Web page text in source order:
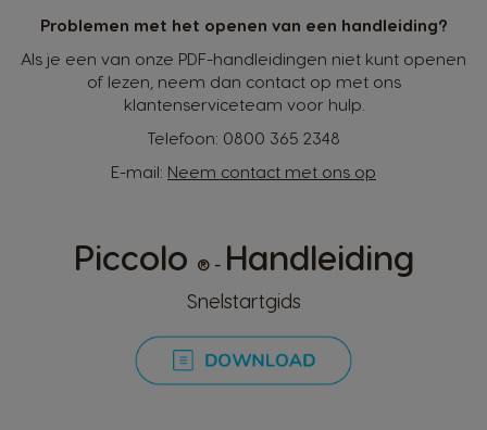
Problemen met het openen van een handleiding?
Als je een van onze PDF-handleidingen niet kunt openen
of lezen, neem dan contact op met ons
klantenserviceteam voor hulp.
Telefoon: 0800 365 2348
E-mail: Neem contact met ons op
Piccolo ® - Handleiding
Snelstartgids